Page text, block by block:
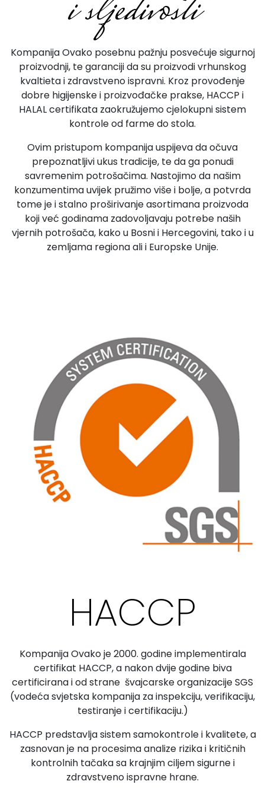
Kompanija Ovako posebnu pažnju posvećuje sigurnoj
proizvodnji, te garanciji da su proizvodi vrhunskog
kvaltieta i zdravstveno ispravni. Kroz provođenje
dobre higijenske i proizvođačke prakse, HACCP i
HALAL certifikata zaokružujemo cjelokupni sistem
kontrole od farme do stola.
Ovim pristupom kompanija uspijeva da očuva
prepoznatljivi ukus tradicije, te da ga ponudi
savremenim potrošačima. Nastojimo da našim
konzumentima uvijek pružimo više i bolje, a potvrda
tome je i stalno proširivanje asortimana proizvoda
koji već godinama zadovoljavaju potrebe naših
vjernih potrošača, kako u Bosni i Hercegovini, tako i u
zemljama regiona ali i Europske Unije.
HACCP
Kompanija Ovako je 2000. godine implementirala
certifikat HACCP, a nakon dvije godine biva
certificirana i od strane švajcarske organizacije SGS
(vodeća svjetska kompanija za inspekciju, verifikaciju,
testiranje i certifikaciju.)
HACCP predstavlja sistem samokontrole i kvalitete, a
zasnovan je na procesima analize rizika i kritičnih
kontrolnih tačaka sa krajnjim ciljem sigurne i
zdravstveno ispravne hrane.